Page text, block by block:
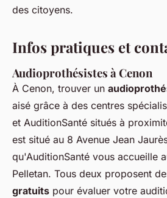
des citoyens.
Infos pratiques et
Audioprothésistes à Cenon
À Cenon, trouver un
aisé grâce à des centres
et AuditionSanté situés à
est situé au 8 Avenue Jean
qu'AuditionSanté vous accueille
Pelletan. Tous deux proposent
gratuits pour évaluer votre